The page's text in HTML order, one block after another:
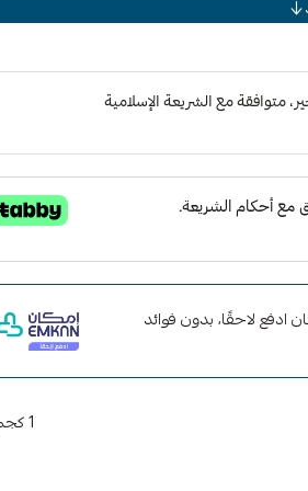
الكمية.
عالي ، ملمع وشمع عالي التأثير كشط
المظهر لا يترك أثر على الأسطح تركيبته
إمكان ادفع لاحقًا، بدون فوائد
1 كجم